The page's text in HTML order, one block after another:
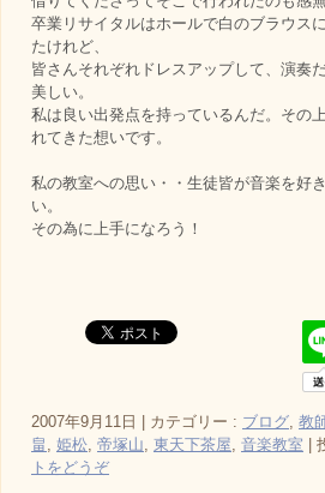
卒業リサイタルはホールで白のブラウス
たけれど、
皆さんそれぞれドレスアップして、演奏
美しい。
私は良い出発点を持っているんだ。その
れてきた想いです。
私の教室への思い・・生徒皆が音楽を好
い。
その為に上手になろう！
2007年9月11日 カテゴリー : ブログ, 教
畠 , 姫松, 帝塚山, 東天下茶屋, 音楽教室
トをどうぞ